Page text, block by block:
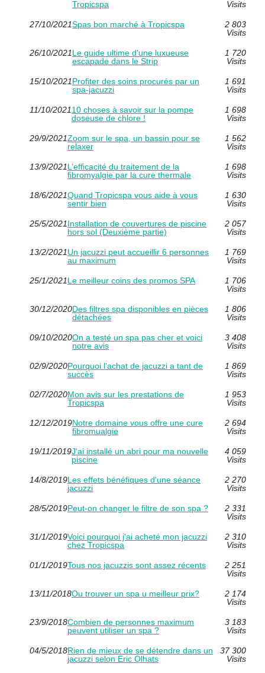
Tropicspa
Visits
27/10/2021Spas bon marché à Tropicspa
2 803
Visits
26/10/2021Le guide ultime d'une luxueuse
escapade dans le Strip
1 720
Visits
15/10/2021Profiter des soins procurés par un
spa-jacuzzi
1 691
Visits
11/10/202110 choses à savoir sur la pompe
doseuse de chlore !
1 698
Visits
29/9/2021Zoom sur le spa, un bassin pour se
relaxer
1 562
Visits
13/9/2021L’efficacité du traitement de la
fibromyalgie par la cure thermale
1 698
Visits
18/6/2021Quand Tropicspa vous aide à vous
sentir bien
1 630
Visits
25/5/2021Installation de couvertures de piscine
hors sol (Deuxième partie)
2 057
Visits
13/2/2021Un jacuzzi peut accueillir 6 personnes
au maximum
1 769
Visits
25/1/2021Le meilleur coins des promos SPA
1 706
Visits
30/12/2020Des filtres spa disponibles en pièces
détachées
1 806
Visits
09/10/2020On a testé un spa pas cher et voici
notre avis
3 408
Visits
02/9/2020Pourquoi l'achat de jacuzzi a tant de
succès
1 869
Visits
02/7/2020Mon avis sur les prestations de
Tropicspa
1 953
Visits
12/12/2019Notre domaine vous offre une cure
fibromualgie
2 694
Visits
19/11/2019J'ai installé un abri pour ma nouvelle
piscine
4 059
Visits
14/8/2019Les effets bénéfiques d'une séance
jacuzzi
2 270
Visits
28/5/2019Peut-on changer le filtre de son spa ?
2 331
Visits
31/1/2019Voici pourquoi j'ai acheté mon jacuzzi
chez Tropicspa
2 310
Visits
01/1/2019Tous nos jacuzzis sont assez récents
2 251
Visits
13/11/2018Ou trouver un spa u meilleur prix?
2 174
Visits
23/9/2018Combien de personnes maximum
peuvent utiliser un spa ?
3 183
Visits
04/5/2018Rien de mieux de se détendre dans un
jacuzzi selon Eric Olhats
37 300
Visits